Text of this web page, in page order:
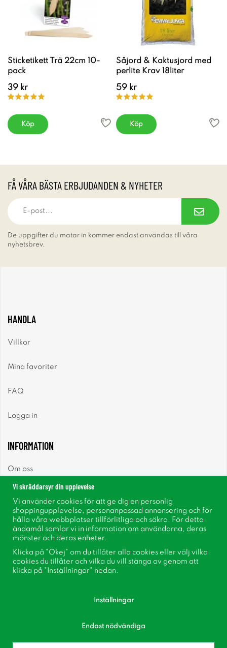
Sticketikett Trä 22cm 10-
pack
39 kr
Köp
Såjord & Kaktusjord med
perlite Krav 18liter
59 kr
Köp
FÅ VÅRA BÄSTA ERBJUDANDEN & NYHETER
De uppgifter du matar in kommer endast användas till våra
nyhetsbrev.
HANDLA
Villkor
Mina favoriter
FAQ
Logga in
INFORMATION
Om oss
Nyhetsbrev
Om cookies
Inspiration
Vi skräddarsyr din upplevelse
Vi använder cookies för att ge dig en personlig
shoppingupplevelse, personanpassad annonsering och för
hålla våra webbplatser tillförlitliga och säkra. För detta
ändamål samlar vi in information om användarna, deras
mönster och deras enheter.
Klicka på "Okej" om du tillåter alla cookies eller välj vilka
cookies du tillåter och vilka du vill stänga av genom att
klicka på "Inställningar" nedan.
Inställningar
Endast nödvändiga